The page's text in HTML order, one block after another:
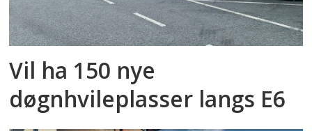
Vil ha 150 nye
døgnhvileplasser langs E6